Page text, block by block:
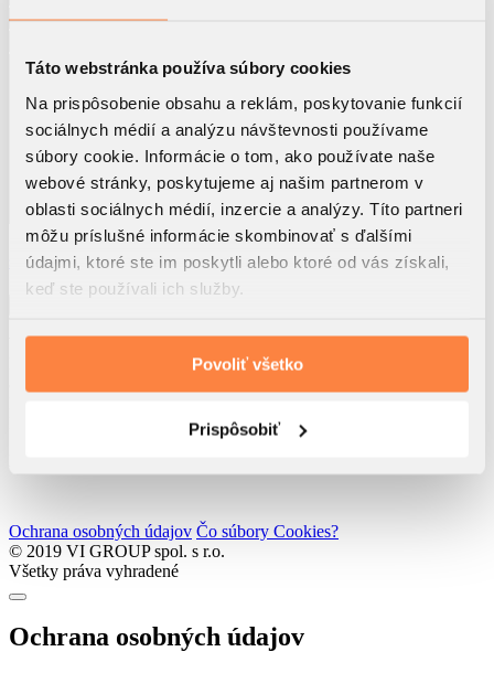
Táto webstránka používa súbory cookies
Na prispôsobenie obsahu a reklám, poskytovanie funkcií
sociálnych médií a analýzu návštevnosti používame
súbory cookie. Informácie o tom, ako používate naše
webové stránky, poskytujeme aj našim partnerom v
oblasti sociálnych médií, inzercie a analýzy. Títo partneri
môžu príslušné informácie skombinovať s ďalšími
údajmi, ktoré ste im poskytli alebo ktoré od vás získali,
keď ste používali ich služby.
Povoliť všetko
Prispôsobiť
Využitím tohto formulára beriem na vedomie, že dôjde k
spracúvaniu osobných údajov
Súhlasím so zasielaním noviniek spol. VI GROUP s.r.o.
VI GROUP Rendez s.r.o.
Ochrana osobných údajov Čo súbory Cookies?
© 2019 VI GROUP spol. s r.o.
Všetky práva vyhradené
Ochrana osobných údajov